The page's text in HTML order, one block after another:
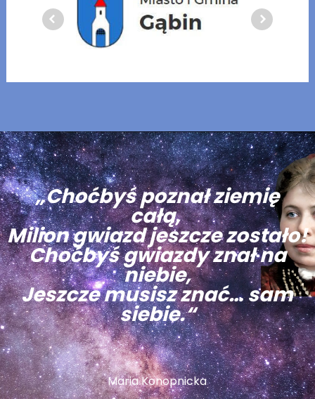
„Choćbyś poznał ziemię
całą,
Milion gwiazd jeszcze zostało!
Choćbyś gwiazdy znał na
niebie,
Jeszcze musisz znać… sam
siebie.“
Maria Konopnicka